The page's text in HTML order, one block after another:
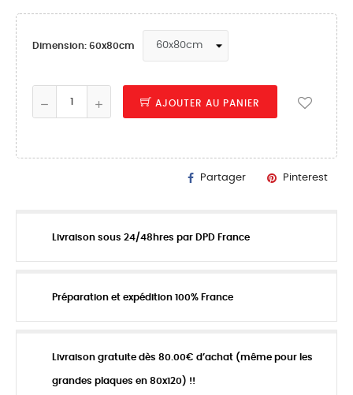
Dimension: 60x80cm
AJOUTER AU PANIER
Partager Pinterest
Livraison sous 24/48hres par DPD France
Préparation et expédition 100% France
Livraison gratuite dès 80.00€ d’achat (même pour les
grandes plaques en 80x120) !!